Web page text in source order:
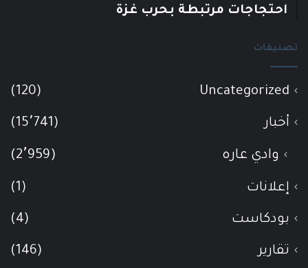
احتجاجات مرتبطة بحرب غزة
تصنيفات
Uncategorized
(120)
أخبار (15٬741)
وادي عاره (2٬959)
إعلانات (1)
بودكاست (4)
تقارير (146)